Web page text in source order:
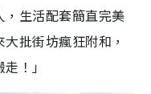
生活配套簡直完美
批街坊瘋狂附和，
！」